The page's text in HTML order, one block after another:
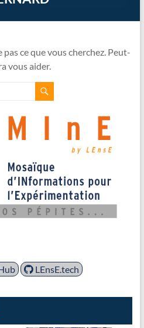
pas ce que vous cherchez. Peut-
vous aider.
LEnsE.tech